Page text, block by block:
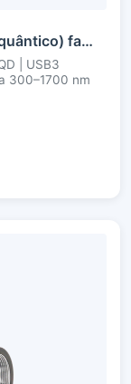
300–1700 nm | SWIR CQD (ponto quântico) fabricado na China | USB3 | Refrigerado | Câmera SWIR
| USB3
300–1700 nm